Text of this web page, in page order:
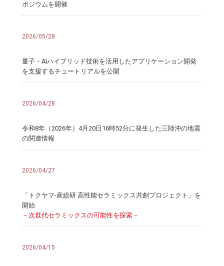
ポジウムを開催
2026/05/28
量子・AIハイブリッド技術を活用したアプリケーション開発
を支援するチュートリアルを公開
2026/04/28
令和8年（2026年）4月20日16時52分に発生した三陸沖の地震
の関連情報
2026/04/27
「トクヤマ-産総研 高性能セラミックス共創プロジェクト」を
開始
－次世代セラミックスの可能性を探索－
2026/04/15